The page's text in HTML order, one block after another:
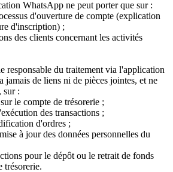
WhatsApp ne peut porter que sur :
d'ouverture de compte (explication
d'inscription) ;
des clients concernant les activités
responsable du traitement via l'application
jamais de liens ni de pièces jointes, et ne
sur :
le compte de trésorerie ;
des transactions ;
d'ordres ;
à jour des données personnelles du
pour le dépôt ou le retrait de fonds
trésorerie.